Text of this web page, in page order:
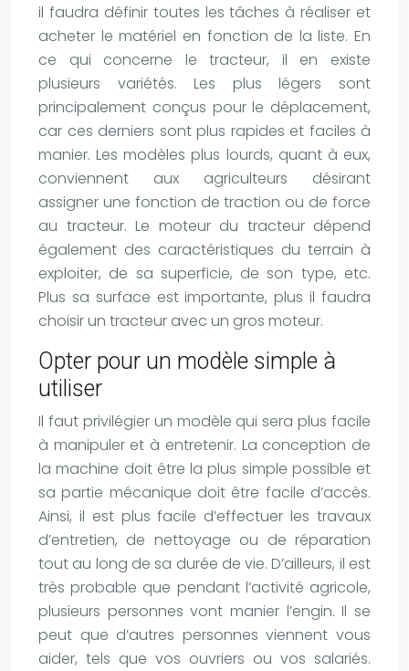
il faudra définir toutes les tâches à réaliser et
acheter le matériel en fonction de la liste. En
ce qui concerne le tracteur, il en existe
plusieurs variétés. Les plus légers sont
principalement conçus pour le déplacement,
car ces derniers sont plus rapides et faciles à
manier. Les modèles plus lourds, quant à eux,
conviennent aux agriculteurs désirant
assigner une fonction de traction ou de force
au tracteur. Le moteur du tracteur dépend
également des caractéristiques du terrain à
exploiter, de sa superficie, de son type, etc.
Plus sa surface est importante, plus il faudra
choisir un tracteur avec un gros moteur.
Opter pour un modèle simple à
utiliser
Il faut privilégier un modèle qui sera plus facile
à manipuler et à entretenir. La conception de
la machine doit être la plus simple possible et
sa partie mécanique doit être facile d’accès.
Ainsi, il est plus facile d’effectuer les travaux
d’entretien, de nettoyage ou de réparation
tout au long de sa durée de vie. D’ailleurs, il est
très probable que pendant l’activité agricole,
plusieurs personnes vont manier l’engin. Il se
peut que d’autres personnes viennent vous
aider, tels que vos ouvriers ou vos salariés.